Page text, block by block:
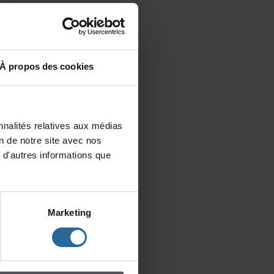
Àproposdescookies
Marketing